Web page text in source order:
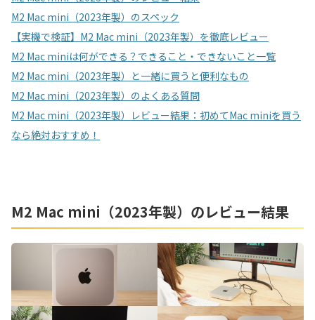
M2 Mac mini（2023年製）のスペック
【実機で検証】M2 Mac mini（2023年製）を徹底レビュー
M2 Mac miniは何ができる？できること・できないこと一覧
M2 Mac mini（2023年製）と一緒に買うと便利なもの
M2 Mac mini（2023年製）のよくある質問
M2 Mac mini（2023年製）レビュー結果：初めてMac miniを買う
なら絶対おすすめ！
M2 Mac mini（2023年製）のレビュー結果